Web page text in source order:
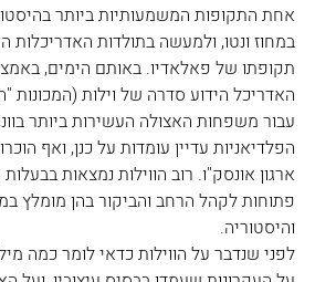
אחת התקופות המשמעותיות ביותר
במחוז ונטו, ולמעשה בתולדות האדריכלות
האדריכל הידוע סדרה של וילות (המכונות
עבור משפחות האצולה העשירות ביותר
הפלדיאניות עדיין עומדות על כנן, ואף
ארגון אונסק"ו. רוב הווילות נמצאות
פתוחות לקהל הרחב והביקור בהן מומלץ
והיסטוריה.
לפני שנדבר על הווילות כדאי לומר כמה